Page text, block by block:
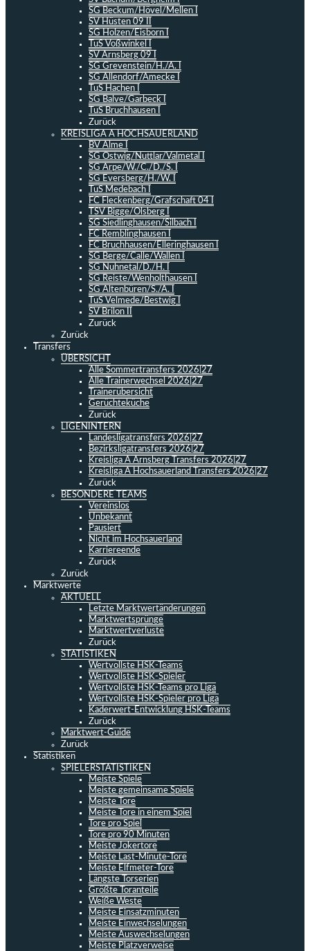
SG Beckum/Hövel/Mellen I
SV Hüsten 09 II
SG Holzen/Eisborn I
TuS Voßwinkel I
SV Arnsberg 09 I
SG Grevenstein/H./A. I
SG Allendorf/Amecke I
TuS Hachen I
SG Balve/Garbeck I
TuS Bruchhausen I
Zurück
KREISLIGA A HOCHSAUERLAND
BV Alme I
SG Ostwig/Nuttlar/Valmetal I
SG Arpe/W./C./D./S. I
SG Eversberg/H./W. I
TuS Medebach I
FC Fleckenberg/Grafschaft 04 I
TSV Bigge/Olsberg I
SG Siedlinghausen/Silbach I
FC Remblinghausen I
FC Bruchhausen/Elleringhausen I
SG Berge/Calle/Wallen I
SG Nuhnetal/D./H. I
SG Reiste/Wenholthausen I
SG Altenbüren/S./A. I
TuS Velmede/Bestwig I
SV Brilon II
Zurück
Zurück
Transfers
ÜBERSICHT
Alle Sommertransfers 2026|27
Alle Trainerwechsel 2026|27
Trainerübersicht
Gerüchteküche
Zurück
LIGENINTERN
Landesligatransfers 2026|27
Bezirksligatransfers 2026|27
Kreisliga A Arnsberg Transfers 2026|27
Kreisliga A Hochsauerland Transfers 2026|27
Zurück
BESONDERE TEAMS
Vereinslos
Unbekannt
Pausiert
Nicht im Hochsauerland
Karriereende
Zurück
Zurück
Marktwerte
AKTUELL
Letzte Marktwertänderungen
Marktwertsprünge
Marktwertverluste
Zurück
STATISTIKEN
Wertvollste HSK-Teams
Wertvollste HSK-Spieler
Wertvollste HSK-Teams pro Liga
Wertvollste HSK-Spieler pro Liga
Kaderwert-Entwicklung HSK-Teams
Zurück
Marktwert-Guide
Zurück
Statistiken
SPIELERSTATISTIKEN
Meiste Spiele
Meiste gemeinsame Spiele
Meiste Tore
Meiste Tore in einem Spiel
Tore pro Spiel
Tore pro 90 Minuten
Meiste Jokertore
Meiste Last-Minute-Tore
Meiste Elfmeter-Tore
Längste Torserien
Größte Toranteile
Weiße Weste
Meiste Einsatzminuten
Meiste Einwechselungen
Meiste Auswechselungen
Meiste Platzverweise